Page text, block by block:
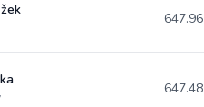
647.96
647.48